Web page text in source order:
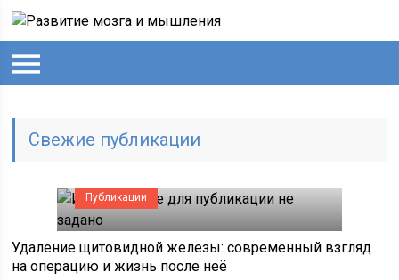
Свежие публикации
Публикации
Удаление щитовидной железы: современный взгляд
на операцию и жизнь после неё